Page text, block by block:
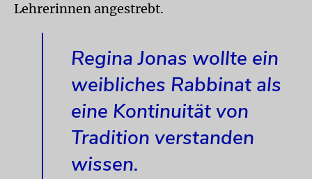
Lehrerinnen angestrebt.
Regina Jonas wollte ein
weibliches Rabbinat als
eine Kontinuität von
Tradition verstanden
wissen.